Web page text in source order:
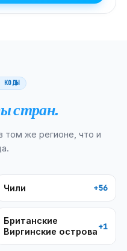
КОДЫ
стран.
том же регионе, что и
.
Чили +56
Британские
Виргинские острова+1